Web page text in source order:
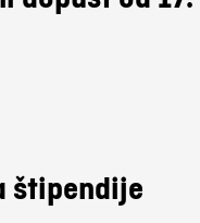
štipendije